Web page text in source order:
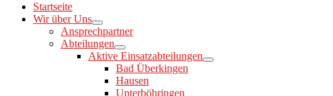
Startseite
Wir über Uns
Ansprechpartner
Abteilungen
Aktive Einsatzabteilungen
Bad Überkingen
Hausen
Unterböhringen